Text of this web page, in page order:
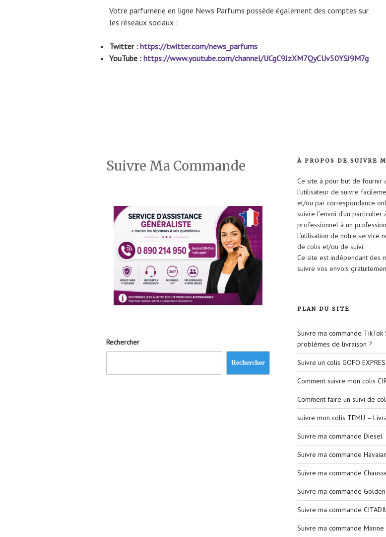
Votre parfumerie en ligne News Parfums possède également des comptes sur
les réseaux sociaux :
Twitter : https://twitter.com/news_parfums
YouTube : https://www.youtube.com/channel/UCgC9JzXM7QyCUv50YSJ9M7g
Suivre Ma Commande
Rechercher
Rechercher
À PROPOS DE SUIVRE
Ce site à pour but de fournir
l’utilisateur de suivre
et/ou par correspondance
suivre l’envoi d’un
professionnel à un
L’utilisation de notre service
de colis et/ou de suivi.
Ce site est indépendant des
suivre vos envois
PLAN DU SITE
Suivre ma commande
problèmes de livraison ?
Suivre un colis GOFO
Comment suivre mon colis
Comment faire un suivi de
suivre mon colis TEMU –
Suivre ma commande Diesel
Suivre ma commande
Suivre ma commande
Suivre ma commande
Suivre ma commande
Suivre ma commande Marine